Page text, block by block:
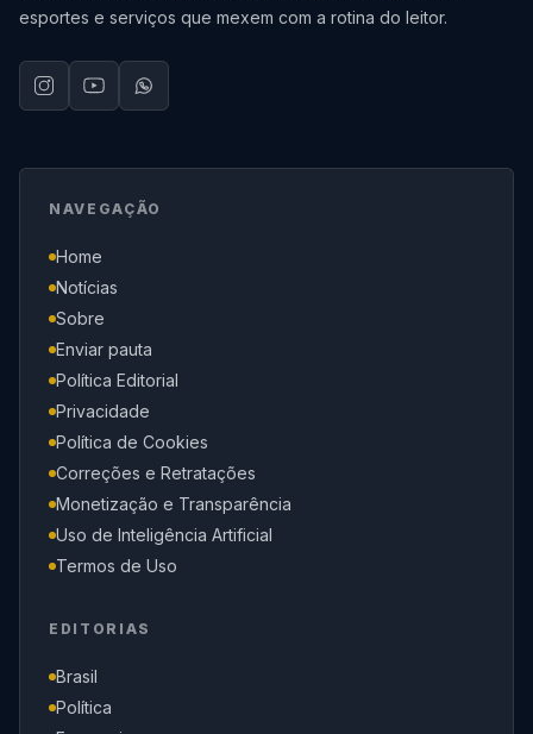
esportes e serviços que mexem com a rotina do leitor.
NAVEGAÇÃO
Home
Notícias
Sobre
Enviar pauta
Política Editorial
Privacidade
Política de Cookies
Correções e Retratações
Monetização e Transparência
Uso de Inteligência Artificial
Termos de Uso
EDITORIAS
Brasil
Política